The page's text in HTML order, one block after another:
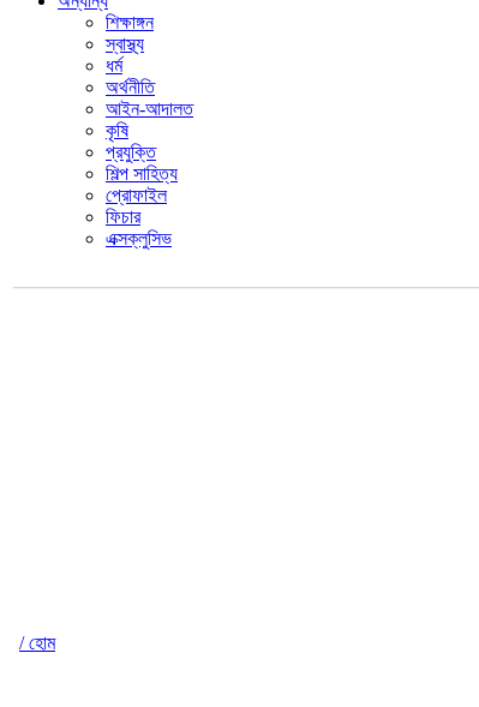
শিক্ষাঙ্গন
স্বাস্থ্য
ধর্ম
অর্থনীতি
আইন-আদালত
কৃষি
প্রযুক্তি
শিল্প সাহিত্য
প্রোফাইল
ফিচার
এক্সক্লুসিভ
/ হোম